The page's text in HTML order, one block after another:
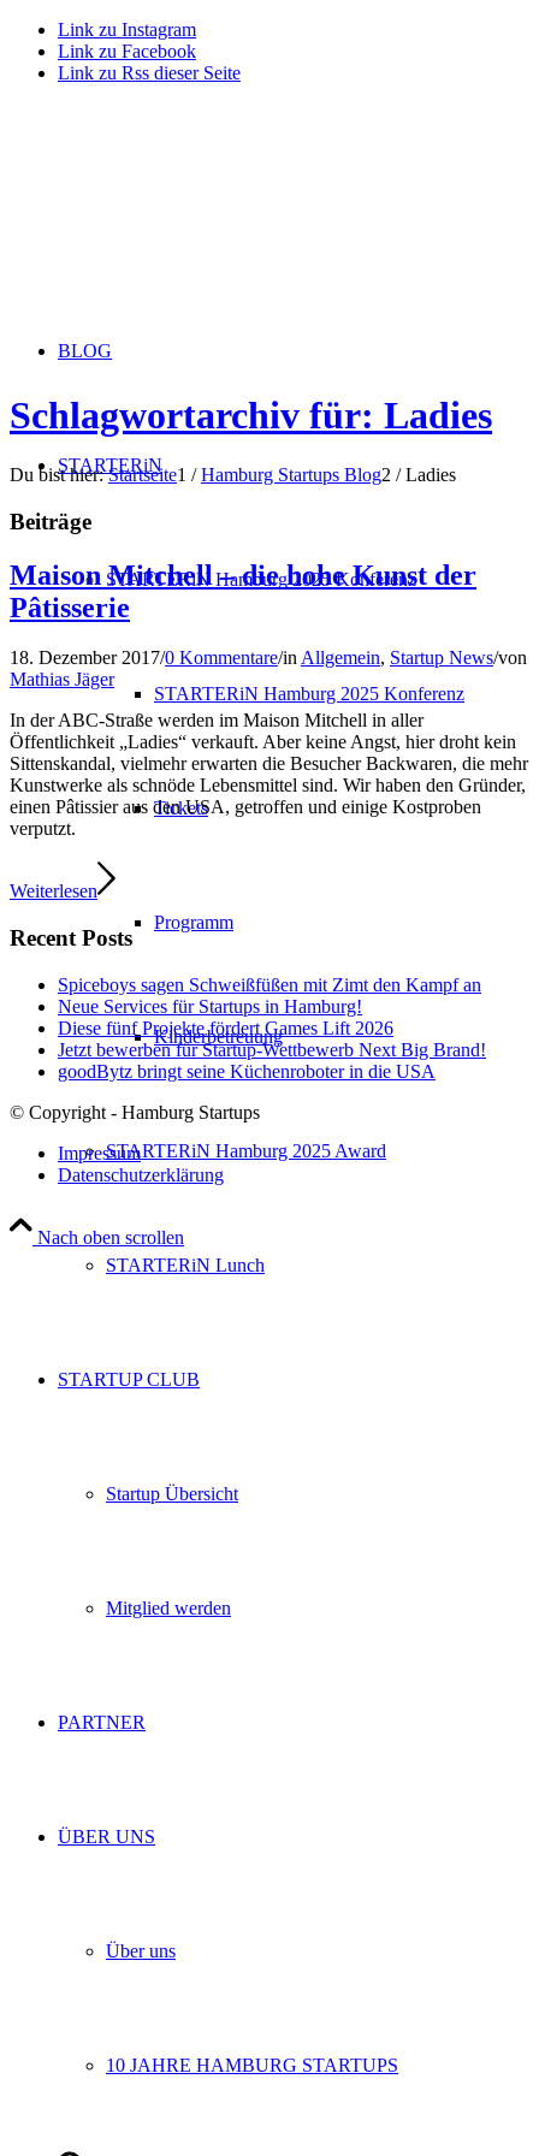
Link zu Instagram
Link zu Facebook
Link zu Rss dieser Seite
BLOG
STARTERiN
STARTERiN Hamburg 2025 Konferenz
STARTERiN Hamburg 2025 Konferenz
Tickets
Programm
Kinderbetreuung
STARTERiN Hamburg 2025 Award
STARTERiN Lunch
STARTUP CLUB
Startup Übersicht
Mitglied werden
PARTNER
ÜBER UNS
Über uns
10 JAHRE HAMBURG STARTUPS
Schlagwortarchiv für: Ladies
Du bist hier: Startseite1 / Hamburg Startups Blog2 / Ladies
Beiträge
Maison Mitchell – die hohe Kunst der
Pâtisserie
18. Dezember 2017/0 Kommentare/inAllgemein, Startup News/von
Mathias Jäger
In der ABC-Straße werden im Maison Mitchell in aller
Öffentlichkeit „Ladies“ verkauft. Aber keine Angst, hier droht kein
Sittenskandal, vielmehr erwarten die Besucher Backwaren, die mehr
Kunstwerke als schnöde Lebensmittel sind. Wir haben den Gründer,
einen Pâtissier aus den USA, getroffen und einige Kostproben
verputzt.
Weiterlesen
Recent Posts
Spiceboys sagen Schweißfüßen mit Zimt den Kampf an
Neue Services für Startups in Hamburg!
Diese fünf Projekte fördert Games Lift 2026
Jetzt bewerben für Startup-Wettbewerb Next Big Brand!
goodBytz bringt seine Küchenroboter in die USA
© Copyright - Hamburg Startups
Impressum
Datenschutzerklärung
Nach oben scrollen